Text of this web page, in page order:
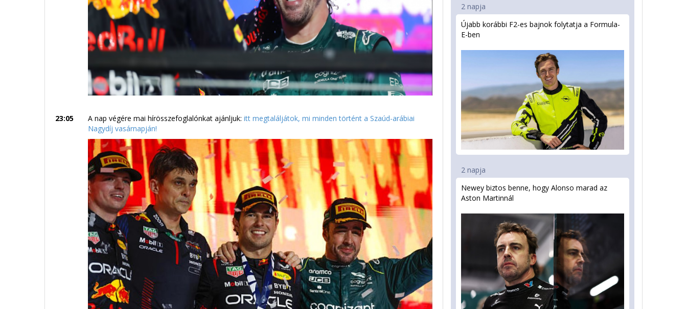
23:05 A nap végére mai hírösszefoglalónkat ajánljuk: itt megtaláljátok, mi minden történt a Szaúd-arábiai
Nagydíj vasárnapján!
2 napja
Újabb korábbi F2-es bajnok folytatja a Formula-
E-ben
2 napja
Newey biztos benne, hogy Alonso marad az
Aston Martinnál